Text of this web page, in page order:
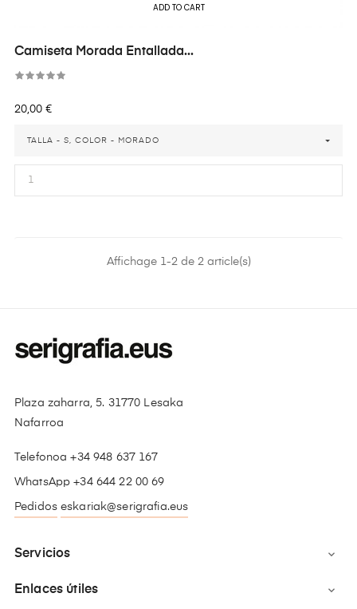
ADD TO CART
Camiseta Morada Entallada...
Precio
20,00 €
TALLA - S, COLOR - MORADO
Affichage 1-2 de 2 article(s)
Plaza zaharra, 5. 31770 Lesaka
Nafarroa
Telefonoa +34 948 637 167
WhatsApp +34 644 22 00 69
Pedidos eskariak@serigrafia.eus
Servicios 
Enlaces útiles 